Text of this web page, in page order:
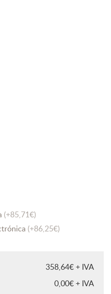
(+85,71€)
(+86,25€)
358,64€ + IVA
0,00€ + IVA